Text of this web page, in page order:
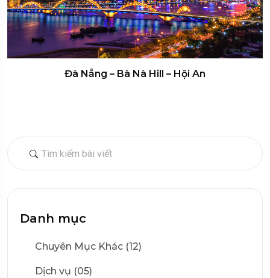
Danh mục
Chuyên Mục Khác (12)
Dịch vụ (05)
Đà Nẵng – Bà Nà Hill – Hội An